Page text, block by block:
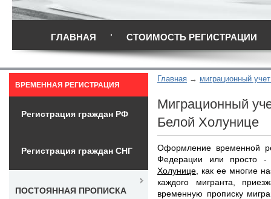
ГЛАВНАЯ СТОИМОСТЬ РЕГИСТРАЦИИ
Главная миграционный
Миграционный
Белой Холунице
Оформление временной
Федерации или просто
Холунице , как ее многие
каждого мигранта,
временную прописку
ВРЕМЕННАЯ РЕГИСТРАЦИЯ
Регистрация граждан РФ
Регистрация граждан СНГ
ПОСТОЯННАЯ ПРОПИСКА